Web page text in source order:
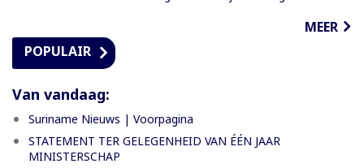
MEER
POPULAIR
Van vandaag:
Suriname Nieuws | Voorpagina
STATEMENT TER GELEGENHEID VAN ÉÉN JAAR
MINISTERSCHAP